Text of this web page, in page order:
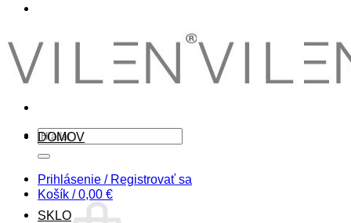
Hľadať:
Prihlásenie / Registrovať sa
Košík /0,00 €
DOMOV
SKLO